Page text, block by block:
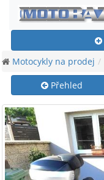
Motocykly na prodej
Přehled